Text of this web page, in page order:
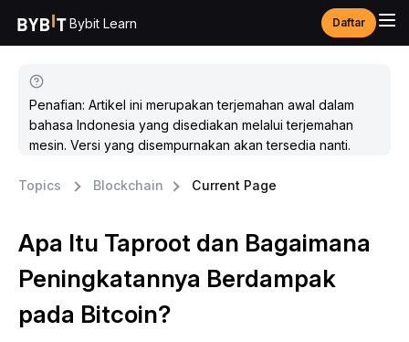
Bybit Learn Daftar
Penafian: Artikel ini merupakan terjemahan awal dalam
bahasa Indonesia yang disediakan melalui terjemahan
mesin. Versi yang disempurnakan akan tersedia nanti.
Topics Blockchain Current Page
Apa Itu Taproot dan Bagaimana
Peningkatannya Berdampak
pada Bitcoin?